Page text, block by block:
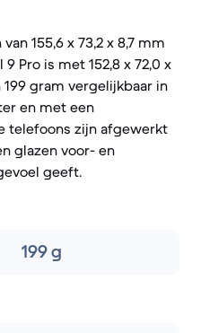
155,6 x 73,2 x 8,7 mm
Pro is met 152,8 x 72,0 x
gram vergelijkbaar in
en met een
telefoons zijn afgewerkt
glazen voor- en
geeft.
199 g